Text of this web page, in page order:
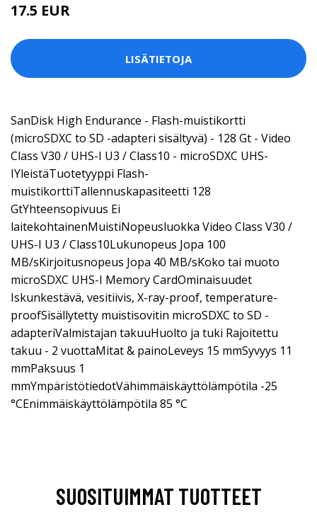
17.5 EUR
LISÄTIETOJA
SanDisk High Endurance - Flash-muistikortti
(microSDXC to SD -adapteri sisältyvä) - 128 Gt - Video
Class V30 / UHS-I U3 / Class10 - microSDXC UHS-
IYleistäTuotetyyppi Flash-
muistikorttiTallennuskapasiteetti 128
GtYhteensopivuus Ei
laitekohtainenMuistiNopeusluokka Video Class V30 /
UHS-I U3 / Class10Lukunopeus Jopa 100
MB/sKirjoitusnopeus Jopa 40 MB/sKoko tai muoto
microSDXC UHS-I Memory CardOminaisuudet
Iskunkestävä, vesitiivis, X-ray-proof, temperature-
proofSisällytetty muistisovitin microSDXC to SD -
adapteriValmistajan takuuHuolto ja tuki Rajoitettu
takuu - 2 vuottaMitat & painoLeveys 15 mmSyvyys 11
mmPaksuus 1
mmYmpäristötiedotVähimmäiskäyttölämpötila -25
°CEnimmäiskäyttölämpötila 85 °C
SUOSITUIMMAT TUOTTEET